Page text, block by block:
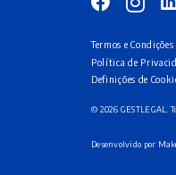
Termos e Condições
Política de
Definições de
© 2026 GESTLEGAL.
Desenvolvido por